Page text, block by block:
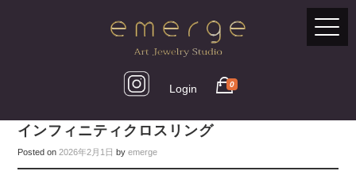
Login 0
インフィニティクロスリング
Posted on2026年2月1日 byemerge